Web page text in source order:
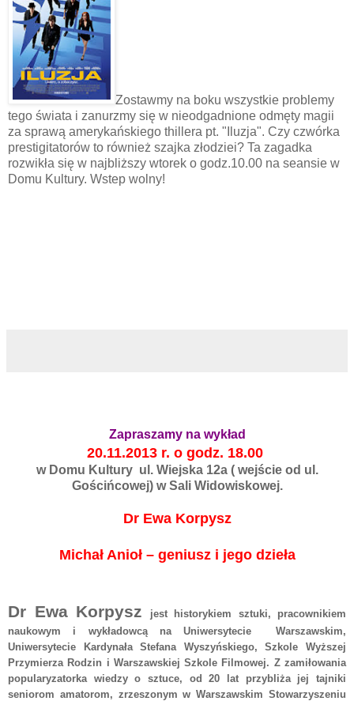
Zostawmy na boku wszystkie problemy
tego świata i zanurzmy się w nieodgadnione odmęty magii
za sprawą amerykańskiego thillera pt. "Iluzja". Czy czwórka
prestigitatorów to również szajka złodziei? Ta zagadka
rozwikła się w najbliższy wtorek o godz.10.00 na seansie w
Domu Kultury. Wstep wolny!
Zapraszamy na wykład
20.11.2013 r. o godz. 18.00
w Domu Kultury ul. Wiejska 12a ( wejście od ul.
Gościńcowej) w Sali Widowiskowej.
Dr Ewa Korpysz
Michał Anioł – geniusz i jego dzieła
Dr Ewa Korpysz jesthistorykiem sztuki, pracownikiem
naukowym i wykładowcą na Uniwersytecie Warszawskim,
Uniwersytecie Kardynała Stefana Wyszyńskiego, Szkole Wyższej
Przymierza Rodzin i Warszawskiej Szkole Filmowej. Z zamiłowania
popularyzatorka wiedzy o sztuce, od 20 lat przybliża jej tajniki
seniorom amatorom, zrzeszonym w Warszawskim Stowarzyszeniu